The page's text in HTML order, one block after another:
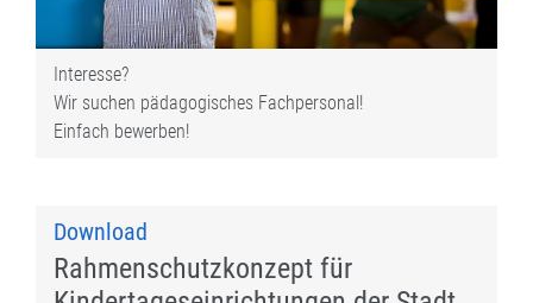
Interesse?
Wir suchen pädagogisches Fachpersonal!
Einfach bewerben!
Download
Rahmenschutzkonzept für